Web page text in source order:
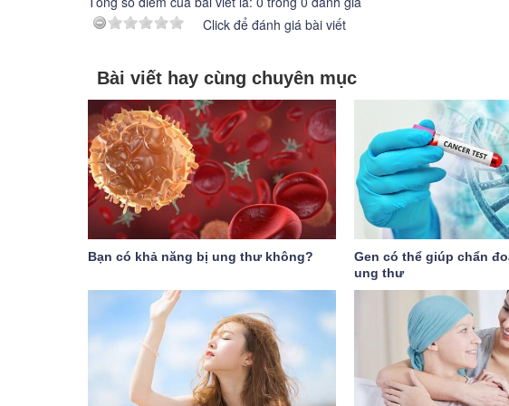
Click để đánh giá bài viết
Bài viết hay cùng chuyên mục
Bạn có khả năng bị ung thư không?
Gen có thể giúp chẩn
ung thư